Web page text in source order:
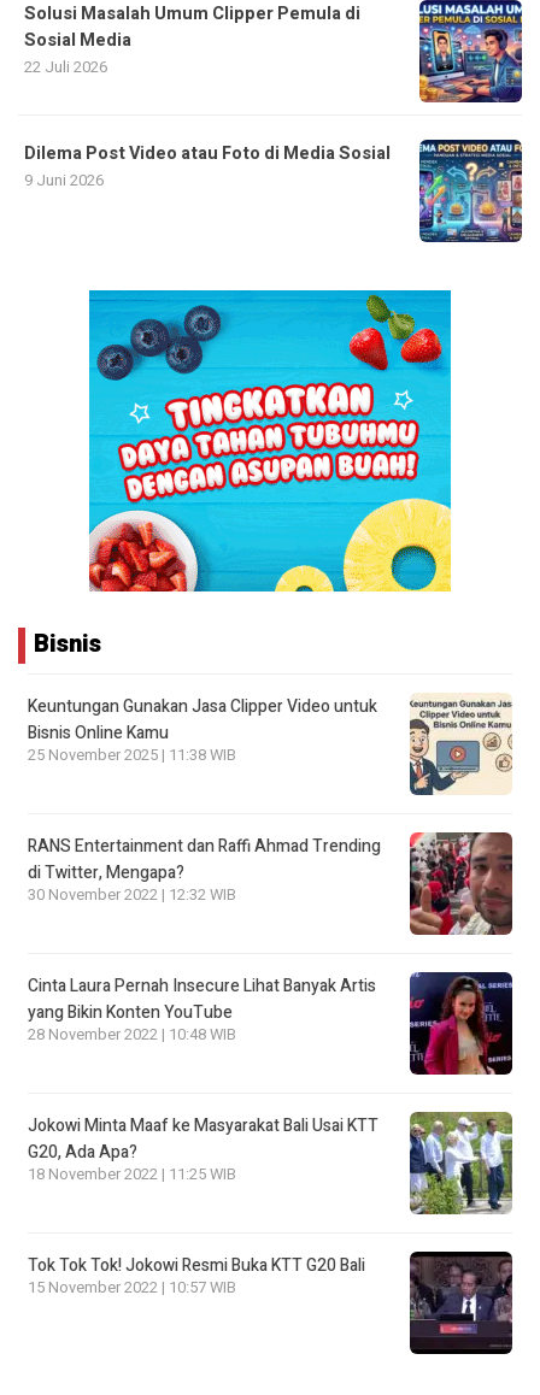
Solusi Masalah Umum Clipper Pemula di
Sosial Media
22 Juli 2026
Dilema Post Video atau Foto di Media Sosial
9 Juni 2026
Bisnis
Keuntungan Gunakan Jasa Clipper Video untuk
Bisnis Online Kamu
25 November 2025 | 11:38 WIB
RANS Entertainment dan Raffi Ahmad Trending
di Twitter, Mengapa?
30 November 2022 | 12:32 WIB
Cinta Laura Pernah Insecure Lihat Banyak Artis
yang Bikin Konten YouTube
28 November 2022 | 10:48 WIB
Jokowi Minta Maaf ke Masyarakat Bali Usai KTT
G20, Ada Apa?
18 November 2022 | 11:25 WIB
Tok Tok Tok! Jokowi Resmi Buka KTT G20 Bali
15 November 2022 | 10:57 WIB